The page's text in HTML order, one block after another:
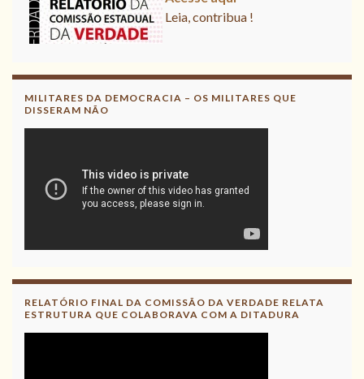
Leia, contribua !
MILITARES DA DEMOCRACIA – OS MILITARES QUE
DISSERAM NÃO
RELATÓRIO FINAL DA COMISSÃO DA VERDADE RELATA
ESTRUTURA QUE COLABORAVA COM A DITADURA